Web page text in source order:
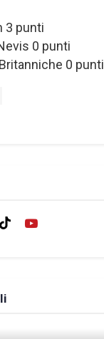
3 punti
0 punti
0 punti